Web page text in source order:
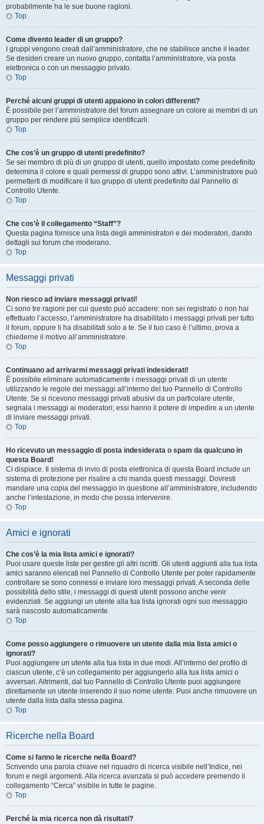
probabilmente ha le sue buone ragioni.
Top
Come divento leader di un gruppo?
I gruppi vengono creati dall’amministratore, che ne stabilisce anche il leader.
Se desideri creare un nuovo gruppo, contatta l’amministratore, via posta
elettronica o con un messaggio privato.
Top
Perché alcuni gruppi di utenti appaiono in colori differenti?
È possibile per l’amministratore del forum assegnare un colore ai membri di un
gruppo per rendere più semplice identificarli.
Top
Che cos’è un gruppo di utenti predefinito?
Se sei membro di più di un gruppo di utenti, quello impostato come predefinito
determina il colore e quali permessi di gruppo sono attivi. L’amministratore può
permetterti di modificare il tuo gruppo di utenti predefinito dal Pannello di
Controllo Utente.
Top
Che cos’è il collegamento “Staff”?
Questa pagina fornisce una lista degli amministratori e dei moderatori, dando
dettagli sui forum che moderano.
Top
Messaggi privati
Non riesco ad inviare messaggi privati!
Ci sono tre ragioni per cui questo può accadere: non sei registrato o non hai
effettuato l’accesso, l’amministratore ha disabilitato i messaggi privati per tutto
il forum, oppure li ha disabilitati solo a te. Se il tuo caso è l’ultimo, prova a
chiederne il motivo all’amministratore.
Top
Continuano ad arrivarmi messaggi privati indesiderati!
È possibile eliminare automaticamente i messaggi privati ​​di un utente
utilizzando le regole dei messaggi all’interno del tuo Pannello di Controllo
Utente. Se si ricevono messaggi privati ​​abusivi da un particolare utente,
segnala i messaggi ai moderatori; essi hanno il potere di impedire a un utente
di inviare messaggi privati​​.
Top
Ho ricevuto un messaggio di posta indesiderata o spam da qualcuno in
questa Board!
Ci dispiace. Il sistema di invio di posta elettronica di questa Board include un
sistema di protezione per risalire a chi manda questi messaggi. Dovresti
mandare una copia del messaggio in questione all’amministratore, includendo
anche l’intestazione, in modo che possa intervenire.
Top
Amici e ignorati
Che cos’è la mia lista amici e ignorati?
Puoi usare queste liste per gestire gli altri iscritti. Gli utenti aggiunti alla tua lista
amici saranno elencati nel Pannello di Controllo Utente per poter rapidamente
controllare se sono connessi e inviare loro messaggi privati. A seconda delle
possibilità dello stile, i messaggi di questi utenti possono anche venir
evidenziati. Se aggiungi un utente alla tua lista ignorati ogni suo messaggio
sarà nascosto automaticamente.
Top
Come posso aggiungere o rimuovere un utente dalla mia lista amici o
ignorati?
Puoi aggiungere un utente alla tua lista in due modi. All’interno del profilo di
ciascun utente, c’è un collegamento per aggiungerlo alla tua lista amici o
avversari. Altrimenti, dal tuo Pannello di Controllo Utente puoi aggiungere
direttamente un utente inserendo il suo nome utente. Puoi anche rimuovere un
utente dalla lista dalla stessa pagina.
Top
Ricerche nella Board
Come si fanno le ricerche nella Board?
Scrivendo una parola chiave nel riquadro di ricerca visibile nell’Indice, nei
forum e negli argomenti. Alla ricerca avanzata si può accedere premendo il
collegamento “Cerca” visibile in tutte le pagine.
Top
Perché la mia ricerca non dà risultati?